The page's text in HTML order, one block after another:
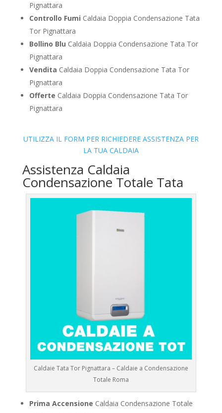
Pignattara
Controllo Fumi Caldaia Doppia Condensazione Tata
Tor Pignattara
Bollino Blu Caldaia Doppia Condensazione Tata Tor
Pignattara
Vendita Caldaia Doppia Condensazione Tata Tor
Pignattara
Offerte Caldaia Doppia Condensazione Tata Tor
Pignattara
UTILIZZA IL FORM PER RICHIEDERE ASSISTENZA PER
LA TUA CALDAIA
Assistenza Caldaia
Condensazione Totale Tata
Caldaie Tata Tor Pignattara – Caldaie a Condensazione
Totale Roma
Prima Accensione Caldaia Condensazione Totale